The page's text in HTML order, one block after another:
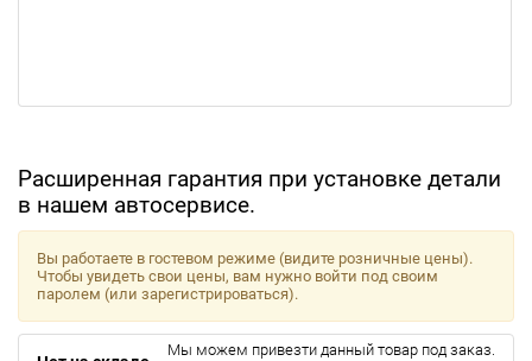
Расширенная гарантия при установке детали
в нашем автосервисе.
Вы работаете в гостевом режиме (видите розничные цены).
Чтобы увидеть свои цены, вам нужно войти под своим
паролем (или зарегистрироваться).
Мы можем привезти данный товар под заказ.